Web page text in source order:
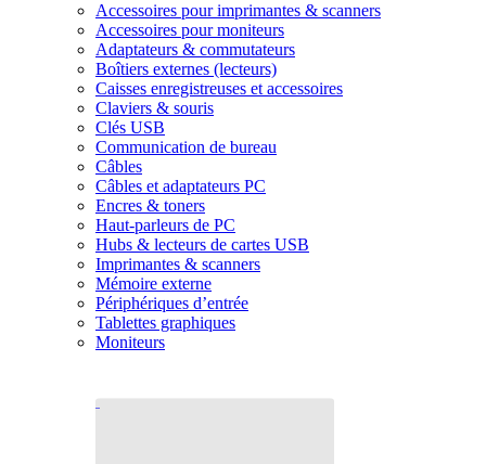
Accessoires pour imprimantes & scanners
Accessoires pour moniteurs
Adaptateurs & commutateurs
Boîtiers externes (lecteurs)
Caisses enregistreuses et accessoires
Claviers & souris
Clés USB
Communication de bureau
Câbles
Câbles et adaptateurs PC
Encres & toners
Haut-parleurs de PC
Hubs & lecteurs de cartes USB
Imprimantes & scanners
Mémoire externe
Périphériques d’entrée
Tablettes graphiques
Moniteurs